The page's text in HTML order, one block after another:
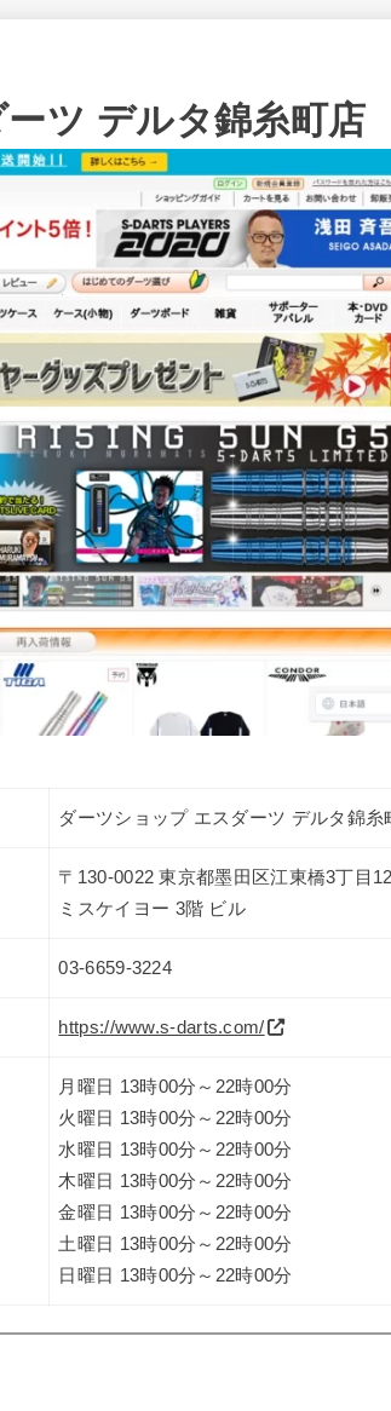
ツ デルタ錦糸町店
ダーツショップ エスダーツ デルタ錦糸
〒130-0022 東京都墨田区江東橋3丁目
ミスケイヨー 3階 ビル
03-6659-3224
https://www.s-darts.com/
月曜日 13時00分～22時00分
火曜日 13時00分～22時00分
水曜日 13時00分～22時00分
木曜日 13時00分～22時00分
金曜日 13時00分～22時00分
土曜日 13時00分～22時00分
日曜日 13時00分～22時00分